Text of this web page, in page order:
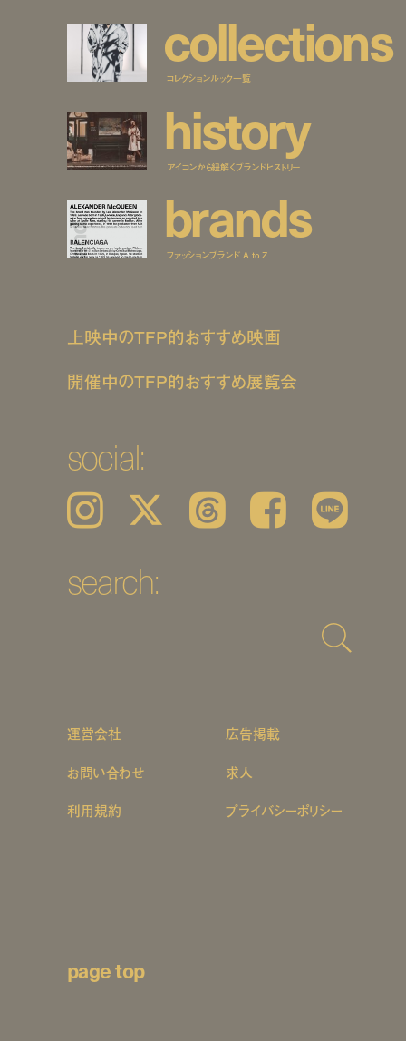
collections
コレクションルック一覧
history
アイコンから紐解くブランドヒストリー
brands
ファッションブランド A to Z
上映中のTFP的おすすめ映画
開催中のTFP的おすすめ展覧会
social:
Instagram 𝕏 Threads Facebook LINE
search:
運営会社
広告掲載
お問い合わせ
求人
利用規約 プライバシーポリシー
page top